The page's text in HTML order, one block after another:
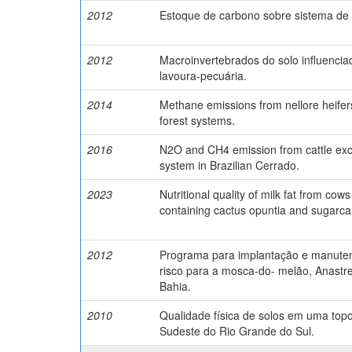
2012 Estoque de carbono sobre sistema
2012
Macroinvertebrados do solo
lavoura-pecuária.
2014
Methane emissions from nellore
forest systems.
2016
N2O and CH4 emission from cattle
system in Brazilian Cerrado.
2023
Nutritional quality of milk fat from
containing cactus opuntia and
2012
Programa para implantação e
risco para a mosca-do- melão,
Bahia.
2010
Qualidade física de solos em uma
Sudeste do Rio Grande do Sul.